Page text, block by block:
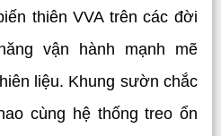
thiên VVA trên các đời
vận hành mạnh mẽ
liệu. Khung sườn chắc
cùng hệ thống treo ổn